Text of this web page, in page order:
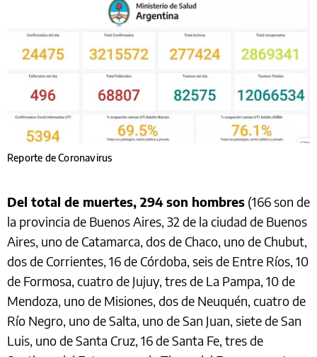
Reporte de Coronavirus
Del total de muertes, 294 son hombres (166 son de
la provincia de Buenos Aires, 32 de la ciudad de Buenos
Aires, uno de Catamarca, dos de Chaco, uno de Chubut,
dos de Corrientes, 16 de Córdoba, seis de Entre Ríos, 10
de Formosa, cuatro de Jujuy, tres de La Pampa, 10 de
Mendoza, uno de Misiones, dos de Neuquén, cuatro de
Río Negro, uno de Salta, uno de San Juan, siete de San
Luis, uno de Santa Cruz, 16 de Santa Fe, tres de